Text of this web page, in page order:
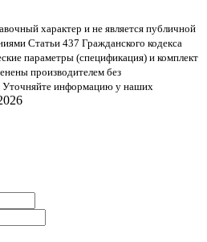
характер и не является публичной
Статьи 437 Гражданского кодекса
параметры (спецификация) и комплект
производителем без
Уточняйте информацию у наших